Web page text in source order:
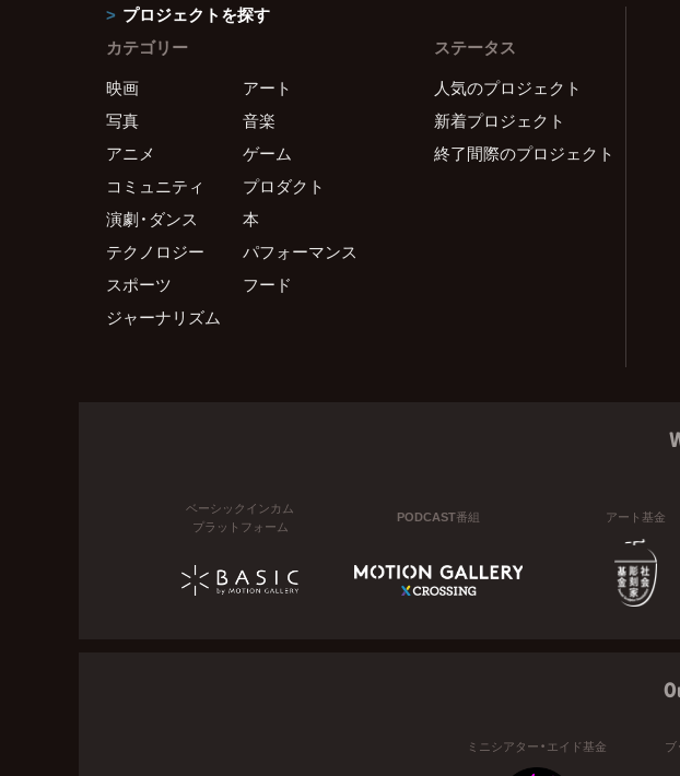
プロジェクトを探す
カテゴリー
映画
アート
写真
音楽
アニメ
ゲーム
コミュニティ
プロダクト
演劇・ダンス
本
テクノロジー
パフォーマンス
スポーツ
フード
ジャーナリズム
ステータス
人気のプロジェクト
新着プロジェクト
終了間際のプロジェクト
ベーシックインカム
プラットフォーム
PODCAST番組 アート基金
ミニシアター・エイド基金